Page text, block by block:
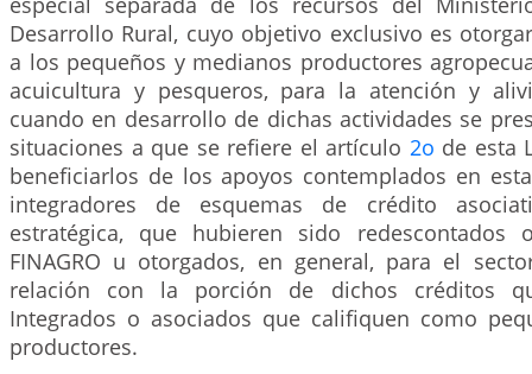
Desarrollo Rural, cuyo objetivo exclusivo es
a los pequeños y medianos productores
acuicultura y pesqueros, para la atención y
cuando en desarrollo de dichas actividades se
situaciones a que se refiere el artículo 2o de esta
beneficiarlos de los apoyos contemplados en
integradores de esquemas de crédito
estratégica, que hubieren sido redescontados
FINAGRO u otorgados, en general, para el
relación con la porción de dichos créditos
Integrados o asociados que califiquen como
productores.